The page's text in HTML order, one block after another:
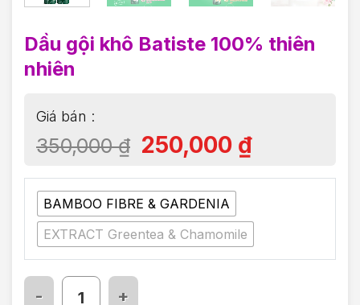
Dầu gội khô Batiste 100% thiên
nhiên
350,000₫ 250,000 ₫
BAMBOO FIBRE & GARDENIA
EXTRACT Greentea & Chamomile
Dầu gội khô Batiste 100% thiên nhiên số lượng